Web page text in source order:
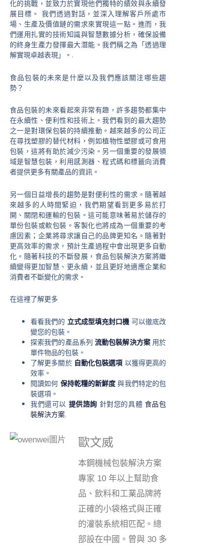
化的挑戰，並致力於實現他們獨特的績效與永續發
展目標。 我們透過對話，並深入理解客戶所處市
場、生產及價值鏈的需求來實現這一點。進而，我
們運用扎實的技術知識與智慧數據分析，確保設備
的終身生產力發揮最大潛能。我們稱之為「透過理
解實現卓越表現」。.
食品包裝的未來是什麼以及我們應該關注哪些趨
勢？
食品包裝的未來看起來非常有趣，許多趨勢都集中
在永續性、便利性和技術上。我們看到的最大趨勢
之一是對環保包裝的持續推動。越來越多的公司正
在尋找塑膠的替代材料，例如植物性塑膠或可食用
包裝，這將有助於減少污染。另一個重要的發展領
域是智慧包裝，利用感測器、程式碼和標籤向消費
者提供更多有關產品的資訊。
另一個日益增長的趨勢是對便利性的需求。隨著越
來越多的人時間緊迫，我們期望看到更多易於打
開、關閉和運輸的包裝。這可能意味著易於儲存的
單份包裝或軟包裝。客製化也將成為一個重要的考
慮因素；企業將尋求讓自己的品牌更知名。隨著對
更高效率的需求，預計生產過程中會出現更多自動
化。隨著科技的不斷發展，食品包裝解決方案將繼
續變得更加智慧、更永續，並且更好地適應企業和
消費者不斷變化的需求。
在這裡了解更多
看看我們的 立式成型填充封口機 可以徹底改
變您的包裝。
探索我們的產品系列 流動包裝解決方案用於
單件物品的包裝。
了解更多關於 自動化包裝選項 以獲得更高的
效率。
閱讀如何 保持乾糧的新鮮度 與我們特定的包
裝選項。
我們還可以 提供諮詢 針對您的具體 食品包
裝解決方案.
歐文威
本鋼機械包裝解決方案
專家 10 年以上幫助食
品、飲料和工業品牌將
正確的小袋格式與正確
的灌裝系統相匹配。總
部設在中國。曾與 30 多